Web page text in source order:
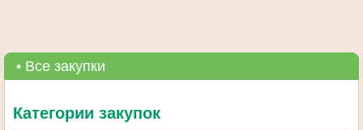
• Все закупки
Категории закупок